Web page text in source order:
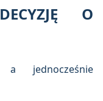
O
jednocześnie